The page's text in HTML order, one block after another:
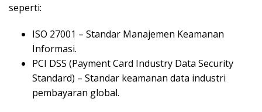
seperti:
ISO 27001 – Standar Manajemen Keamanan
Informasi.
PCI DSS (Payment Card Industry Data Security
Standard) – Standar keamanan data industri
pembayaran global.